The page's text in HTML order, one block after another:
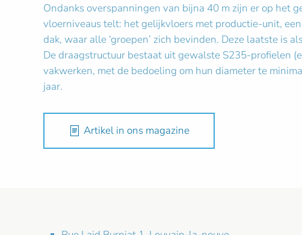
Ondanks overspanningen van bijna 40 m zijn er op het
vloerniveaus telt: het gelijkvloers met productie-unit,
dak, waar alle ‘groepen’ zich bevinden. Deze laatste
De draagstructuur bestaat uit gewalste S235-profielen
vakwerken, met de bedoeling om hun diameter te
jaar.
Artikel in ons magazine